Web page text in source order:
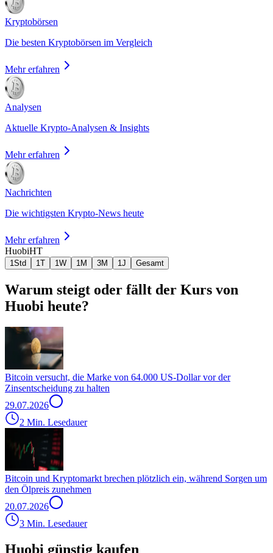
Kryptobörsen
Die besten Kryptobörsen im Vergleich
Mehr erfahren
Analysen
Aktuelle Krypto-Analysen & Insights
Mehr erfahren
Nachrichten
Die wichtigsten Krypto-News heute
Mehr erfahren
HuobiHT
1Std 1T 1W 1M 3M 1J Gesamt
Warum steigt oder fällt der Kurs von
Huobi heute?
Bitcoin versucht, die Marke von 64.000 US-Dollar vor der
Zinsentscheidung zu halten
29.07.2026
2 Min. Lesedauer
Bitcoin und Kryptomarkt brechen plötzlich ein, während Sorgen um
den Ölpreis zunehmen
20.07.2026
3 Min. Lesedauer
Huobi günstig kaufen